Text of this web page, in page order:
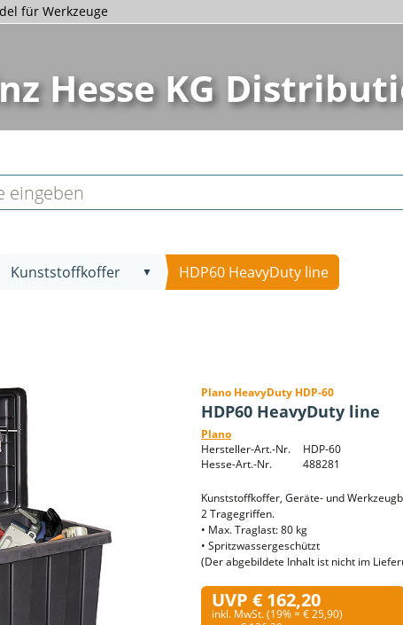
für Werkzeuge
Hesse KG
Kunststoffkoffer ▼ HDP60 HeavyDuty line
Plano HeavyDuty HDP-60
HDP60 HeavyDuty line
Plano
Hersteller-Art.-Nr.
HDP-60
Hesse-Art.-Nr.
488281
Kunststoffkoffer, Geräte- und
2 Tragegriffen.
• Max. Traglast: 80 kg
• Spritzwassergeschützt
(Der abgebildete Inhalt ist nicht im
UVP € 162,20
inkl. MwSt. (19% = € 25,90)